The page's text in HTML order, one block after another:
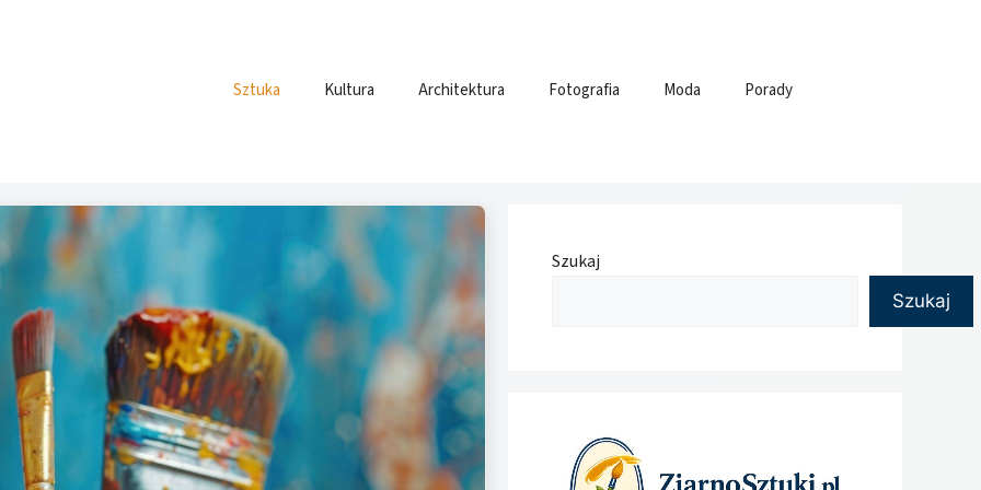
Sztuka Kultura Architektura Fotografia Moda Porady
Szukaj
Szukaj